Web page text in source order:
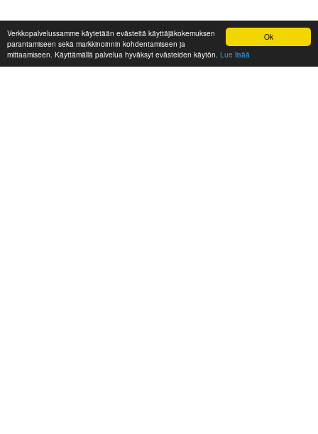
Ok
Verkkopalvelussamme käytetään evästeitä käyttäjäkokemuksen
parantamiseen sekä markkinoinnin kohdentamiseen ja
mittaamiseen. Käyttämällä palvelua hyväksyt evästeiden käytön. Lue lisää